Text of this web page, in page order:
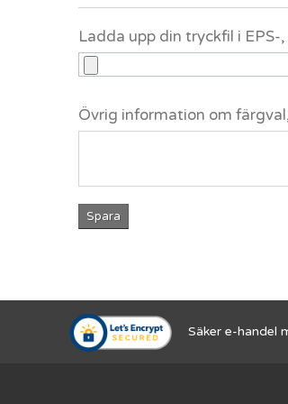
Ladda upp din tryckfil i
Övrig information om
Spara
Säker e-handel